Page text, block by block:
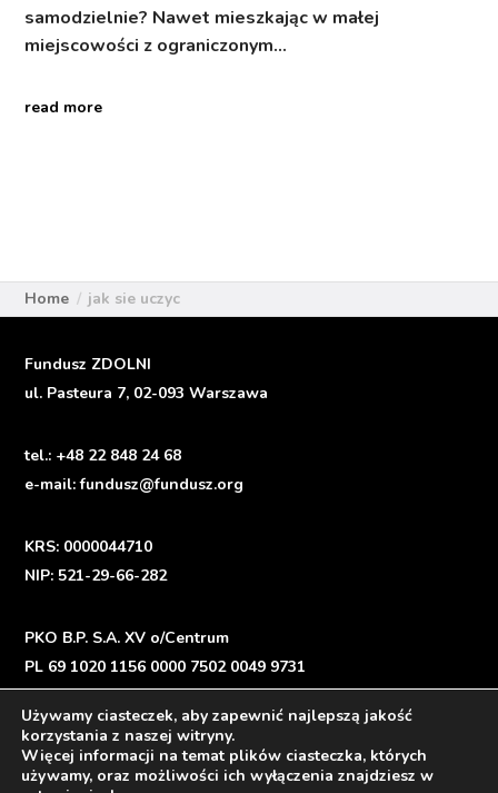
samodzielnie? Nawet mieszkając w małej
miejscowości z ograniczonym…
read more
Home jak sie uczyc
Fundusz ZDOLNI
ul. Pasteura 7, 02-093 Warszawa
tel.: +48 22 848 24 68
e-mail:fundusz@fundusz.org
KRS: 0000044710
NIP: 521-29-66-282
PKO B.P. S.A. XV o/Centrum
PL 69 1020 1156 0000 7502 0049 9731
Polityka prywatności/Privacy Policy
Używamy ciasteczek, aby zapewnić najlepszą jakość
korzystania z naszej witryny.
Więcej informacji na temat plików ciasteczka, których
używamy, oraz możliwości ich wyłączenia znajdziesz w